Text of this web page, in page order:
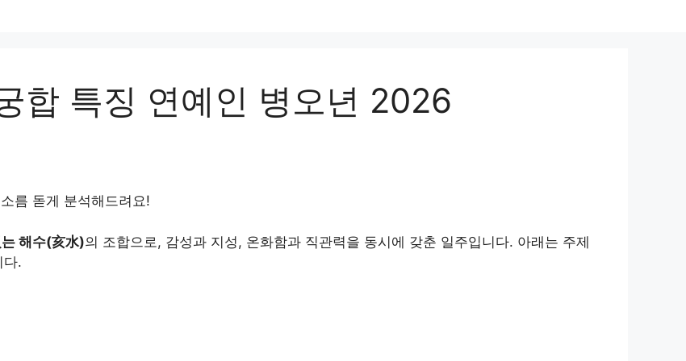
합 특징 연예인 병오년 2026
름 돋게 분석해드려요!
해수(亥水)의 조합으로, 감성과 지성, 온화함과 직관력을 동시에 갖춘 일주입니다. 아래는 주제
다.